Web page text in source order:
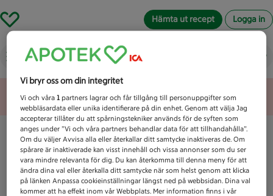
Hämta ut recept Logga in
Vad letar du efter idag?
Unknown error
Vi bryr oss om din integritet
Vi och våra1 partners lagrar och får tillgång till personuppgifter som
webbläsardata eller unika identifierare på din enhet. Genom att välja Jag
accepterar tillåter du att spårningstekniker används för de syften som
anges under ”Vi och våra partners behandlar data för att tillhandahålla”.
Om du väljer Avvisa alla eller återkallar ditt samtycke inaktiveras de. Om
spårare är inaktiverade kan visst innehåll och vissa annonser som du ser
vara mindre relevanta för dig. Du kan återkomma till denna meny för att
ändra dina val eller återkalla ditt samtycke när som helst genom att klicka
på länken Anpassa cookieinställningar längst ned på webbsidan. Dina val
kommer att ha effekt inom vår Webbplats. Mer information finns i vår